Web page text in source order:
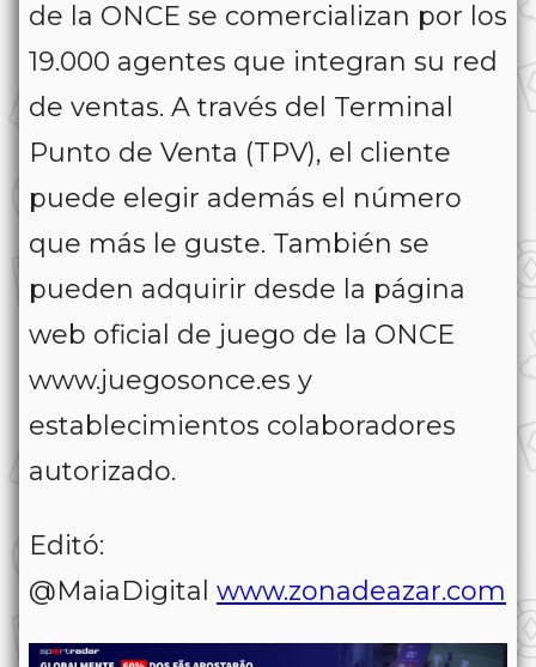
de la ONCE se comercializan por los
19.000 agentes que integran su red
de ventas. A través del Terminal
Punto de Venta (TPV), el cliente
puede elegir además el número
que más le guste. También se
pueden adquirir desde la página
web oficial de juego de la ONCE
www.juegosonce.es y
establecimientos colaboradores
autorizado.
Editó:
@MaiaDigital www.zonadeazar.com